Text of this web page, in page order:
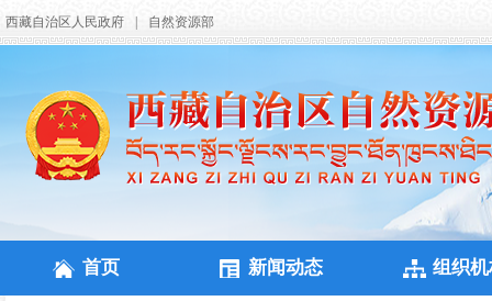
西藏自治区人民政府 自然资源部
首页 新闻动态 组织